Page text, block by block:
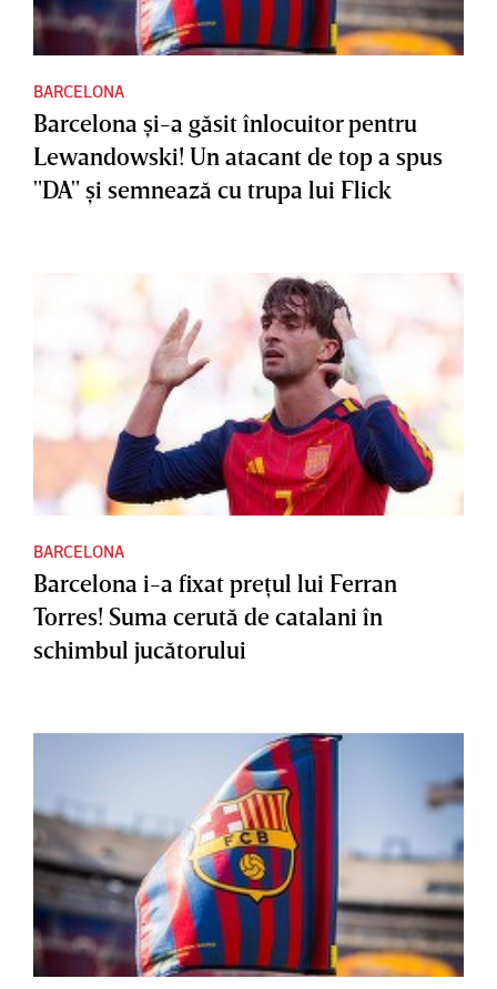
BARCELONA
Barcelona şi-a găsit înlocuitor pentru
Lewandowski! Un atacant de top a spus
"DA" şi semnează cu trupa lui Flick
BARCELONA
Barcelona i-a fixat preţul lui Ferran
Torres! Suma cerută de catalani în
schimbul jucătorului